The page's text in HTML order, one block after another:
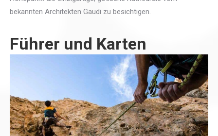
bekannten Architekten Gaudi zu besichtigen.
Führer und Karten